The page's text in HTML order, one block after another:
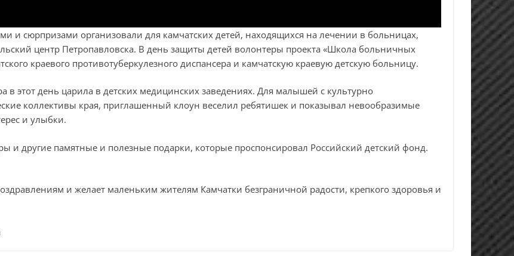
и сюрпризами организовали для камчатских детей, находящихся на лечении в больницах,
центр Петропавловска. В день защиты детей волонтеры проекта «Школа больничных
краевого противотуберкулезного диспансера и камчатскую краевую детскую больницу.
этот день царила в детских медицинских заведениях. Для малышей с культурно
коллективы края, приглашенный клоун веселил ребятишек и показывал невообразимые
и улыбки.
и другие памятные и полезные подарки, которые проспонсировал Российский детский фонд.
и желает маленьким жителям Камчатки безграничной радости, крепкого здоровья и